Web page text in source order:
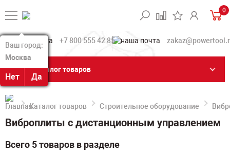
Ваш город:
Москва
Нет Да
Ваш город:
Москва
Нет Да
0
+7 800 555 42 85
Каталог товаров
Каталог товаров Строительное оборудование
Виброплиты с дистанционным управлением
Всего 5 товаров в разделе